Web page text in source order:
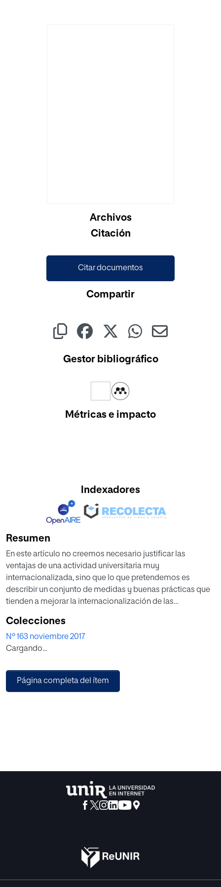
Archivos
Citación
Citar documentos
Compartir
Gestor bibliográfico
Métricas e impacto
Indexadores
Resumen
En este artículo no creemos necesario justificar las
ventajas de una actividad universitaria muy
internacionalizada, sino que lo que pretendemos es
describir un conjunto de medidas y buenas prácticas que
tienden a mejorar la internacionalización de las
Colecciones
Nº 163 noviembre 2017
Cargando...
Página completa del ítem